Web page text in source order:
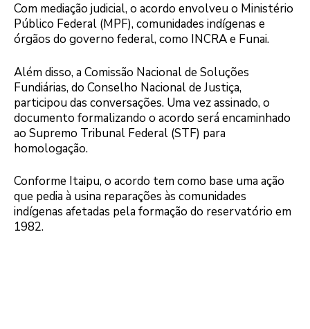
Com mediação judicial, o acordo envolveu o Ministério
Público Federal (MPF), comunidades indígenas e
órgãos do governo federal, como INCRA e Funai.
Além disso, a Comissão Nacional de Soluções
Fundiárias, do Conselho Nacional de Justiça,
participou das conversações. Uma vez assinado, o
documento formalizando o acordo será encaminhado
ao Supremo Tribunal Federal (STF) para
homologação.
Conforme Itaipu, o acordo tem como base uma ação
que pedia à usina reparações às comunidades
indígenas afetadas pela formação do reservatório em
1982.